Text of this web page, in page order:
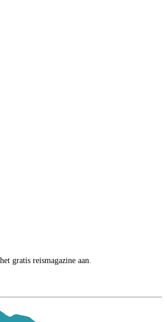
gratis reismagazine aan.